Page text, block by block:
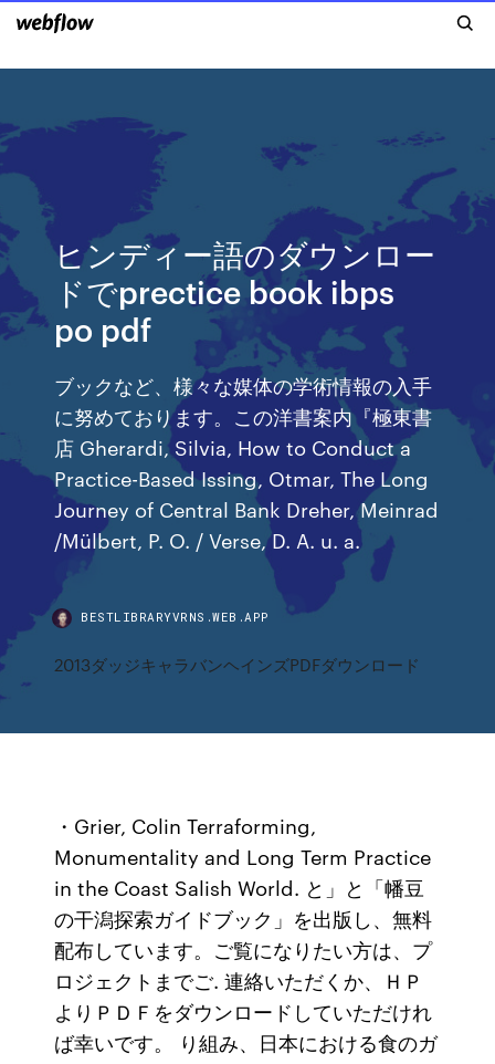
ヒンディー語のダウンロー
ドでprectice book ibps
po pdf
ブックなど、様々な媒体の学術情報の入手
に努めております。この洋書案内『極東書
店 Gherardi, Silvia, How to Conduct a
Practice-Based Issing, Otmar, The Long
Journey of Central Bank Dreher, Meinrad
/Mülbert, P. O. / Verse, D. A. u. a.
BESTLIBRARYVRNS.WEB.APP
2013ダッジキャラバンヘインズPDFダウンロード
・Grier, Colin Terraforming,
Monumentality and Long Term Practice
in the Coast Salish World. と」と「幡豆
の干潟探索ガイドブック」を出版し、無料
配布しています。ご覧になりたい方は、プ
ロジェクトまでご. 連絡いただくか、ＨＰ
よりＰＤＦをダウンロードしていただけれ
ば幸いです。 り組み、日本における食のガ